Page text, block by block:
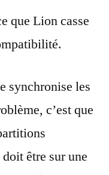
que Lion casse
synchronise les
c’est que
être sur une